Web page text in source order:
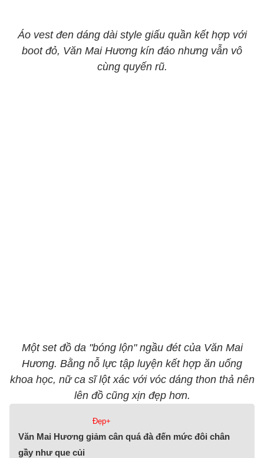
Áo vest đen dáng dài style giấu quần kết hợp với
boot đỏ, Văn Mai Hương kín đáo nhưng vẫn vô
cùng quyến rũ.
Một set đồ da "bóng lộn" ngầu đét của Văn Mai
Hương. Bằng nỗ lực tập luyện kết hợp ăn uống
khoa học, nữ ca sĩ lột xác với vóc dáng thon thả nên
lên đồ cũng xịn đẹp hơn.
Đẹp+
Văn Mai Hương giảm cân quá đà đến mức đôi chân
gầy như que củi